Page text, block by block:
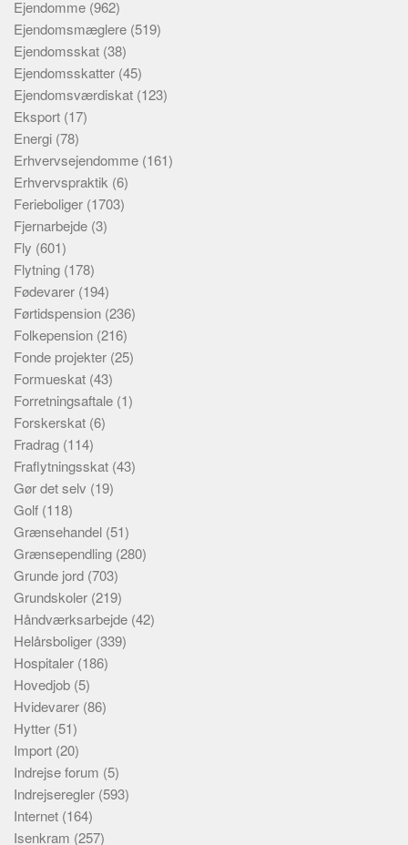
Ejendomme (962)
Ejendomsmæglere (519)
Ejendomsskat (38)
Ejendomsskatter (45)
Ejendomsværdiskat (123)
Eksport (17)
Energi (78)
Erhvervsejendomme (161)
Erhvervspraktik (6)
Ferieboliger (1703)
Fjernarbejde (3)
Fly (601)
Flytning (178)
Fødevarer (194)
Førtidspension (236)
Folkepension (216)
Fonde projekter (25)
Formueskat (43)
Forretningsaftale (1)
Forskerskat (6)
Fradrag (114)
Fraflytningsskat (43)
Gør det selv (19)
Golf (118)
Grænsehandel (51)
Grænsependling (280)
Grunde jord (703)
Grundskoler (219)
Håndværksarbejde (42)
Helårsboliger (339)
Hospitaler (186)
Hovedjob (5)
Hvidevarer (86)
Hytter (51)
Import (20)
Indrejse forum (5)
Indrejseregler (593)
Internet (164)
Isenkram (257)